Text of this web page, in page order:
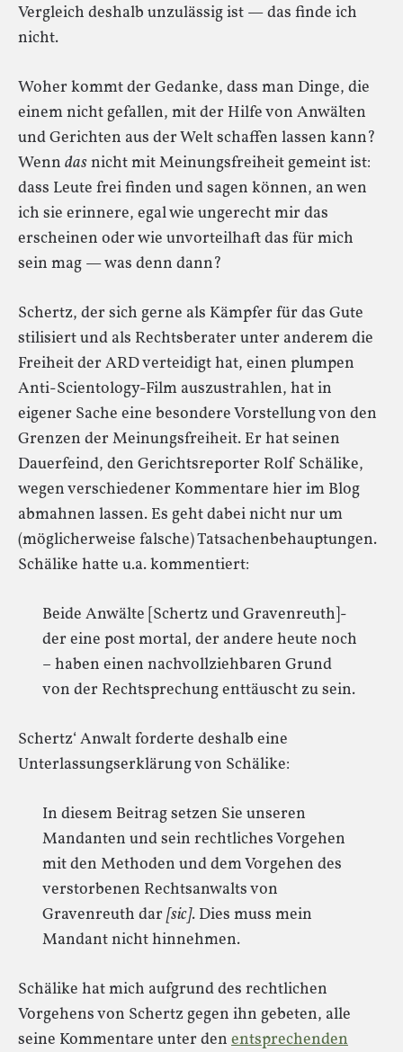
Vergleich deshalb unzulässig ist — das finde ich
nicht.
Woher kommt der Gedanke, dass man Dinge, die
einem nicht gefallen, mit der Hilfe von Anwälten
und Gerichten aus der Welt schaffen lassen kann?
Wenn dasnicht mit Meinungsfreiheit gemeint ist:
dass Leute frei finden und sagen können, an wen
ich sie erinnere, egal wie ungerecht mir das
erscheinen oder wie unvorteilhaft das für mich
sein mag — was denn dann?
Schertz, der sich gerne als Kämpfer für das Gute
stilisiert und als Rechtsberater unter anderem die
Freiheit der ARD verteidigt hat, einen plumpen
Anti-Scientology-Film auszustrahlen, hat in
eigener Sache eine besondere Vorstellung von den
Grenzen der Meinungsfreiheit. Er hat seinen
Dauerfeind, den Gerichtsreporter Rolf Schälike,
wegen verschiedener Kommentare hier im Blog
abmahnen lassen. Es geht dabei nicht nur um
(möglicherweise falsche) Tatsachenbehauptungen.
Schälike hatte u.a. kommentiert:
Beide Anwälte [Schertz und Gravenreuth]-
der eine post mortal, der andere heute noch
– haben einen nachvollziehbaren Grund
von der Rechtsprechung enttäuscht zu sein.
Schertz‘ Anwalt forderte deshalb eine
Unterlassungserklärung von Schälike:
In diesem Beitrag setzen Sie unseren
Mandanten und sein rechtliches Vorgehen
mit den Methoden und dem Vorgehen des
verstorbenen Rechtsanwalts von
Gravenreuth dar [sic]. Dies muss mein
Mandant nicht hinnehmen.
Schälike hat mich aufgrund des rechtlichen
Vorgehens von Schertz gegen ihn gebeten, alle
seine Kommentare unter den entsprechenden